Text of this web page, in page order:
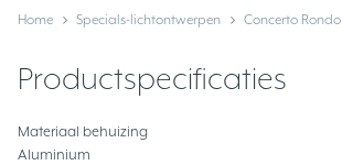
Home Specials-lichtontwerpen Concerto Rondo
Productspecificaties
Materiaal behuizing
Aluminium